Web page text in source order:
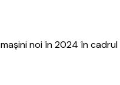
noi în 2024 în